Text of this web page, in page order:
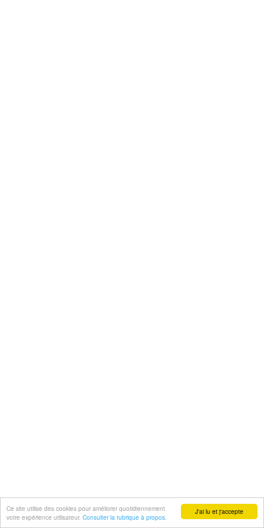
J'ai lu et j'accepte
Ce site utilise des cookies pour améliorer quotidiennement
votre expérience utilisateur. Consulter la rubrique à propos.